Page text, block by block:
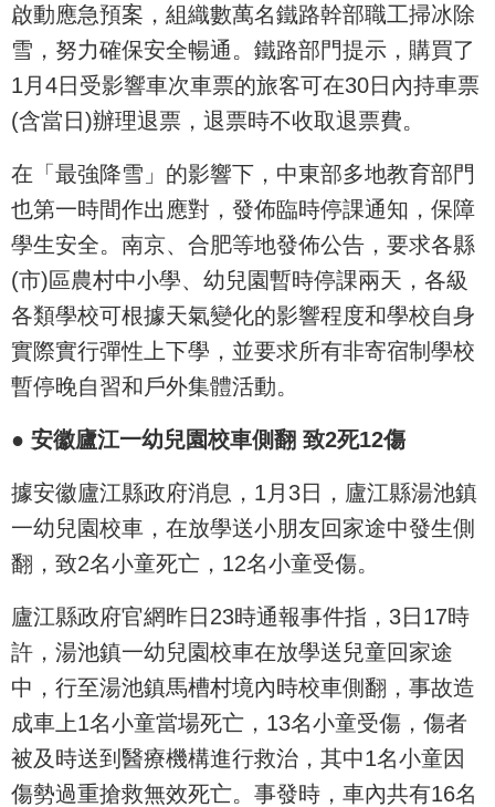
啟動應急預案，組織數萬名鐵路幹部職工掃冰除
雪，努力確保安全暢通。鐵路部門提示，購買了
1月4日受影響車次車票的旅客可在30日內持車票
(含當日)辦理退票，退票時不收取退票費。
在「最強降雪」的影響下，中東部多地教育部門
也第一時間作出應對，發佈臨時停課通知，保障
學生安全。南京、合肥等地發佈公告，要求各縣
(市)區農村中小學、幼兒園暫時停課兩天，各級
各類學校可根據天氣變化的影響程度和學校自身
實際實行彈性上下學，並要求所有非寄宿制學校
暫停晚自習和戶外集體活動。
● 安徽廬江一幼兒園校車側翻 致2死12傷
據安徽廬江縣政府消息，1月3日，廬江縣湯池鎮
一幼兒園校車，在放學送小朋友回家途中發生側
翻，致2名小童死亡，12名小童受傷。
廬江縣政府官網昨日23時通報事件指，3日17時
許，湯池鎮一幼兒園校車在放學送兒童回家途
中，行至湯池鎮馬槽村境內時校車側翻，事故造
成車上1名小童當場死亡，13名小童受傷，傷者
被及時送到醫療機構進行救治，其中1名小童因
傷勢過重搶救無效死亡。事發時，車內共有16名